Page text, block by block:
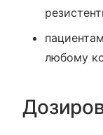
любому